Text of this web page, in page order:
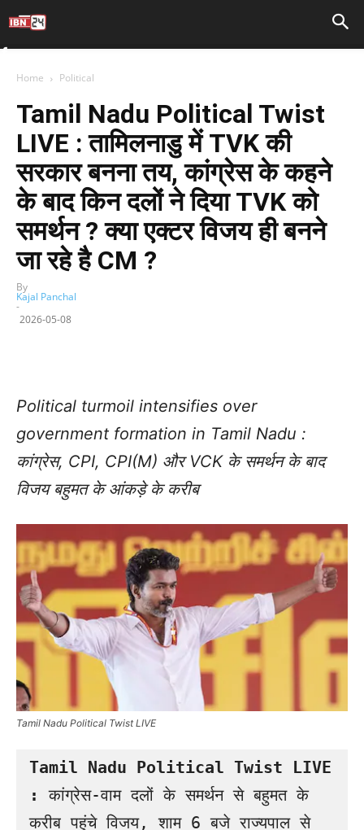
Home Political
Tamil Nadu Political Twist
LIVE : तामिलनाडु में TVK की
सरकार बनना तय, कांग्रेस के कहने
के बाद किन दलों ने दिया TVK को
समर्थन ? क्या एक्टर विजय ही बनने
जा रहे है CM ?
By
Kajal Panchal
-
2026-05-08
Political turmoil intensifies over
government formation in Tamil Nadu :
कांग्रेस, CPI, CPI(M) और VCK के समर्थन के बाद
विजय बहुमत के आंकड़े के करीब
Tamil Nadu Political Twist LIVE
Tamil Nadu Political Twist LIVE
: कांग्रेस-वाम दलों के समर्थन से बहुमत के
करीब पहुंचे विजय, शाम 6 बजे राज्यपाल से